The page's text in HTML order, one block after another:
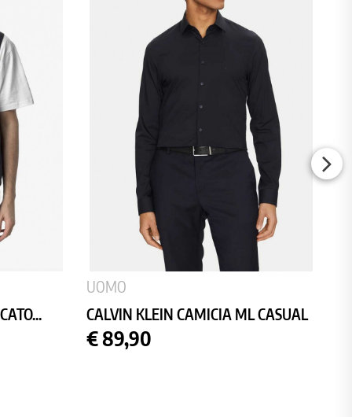
UOMO
CALVIN KLEIN CAMICIA ML CASUAL
Prezzo
€ 89,90